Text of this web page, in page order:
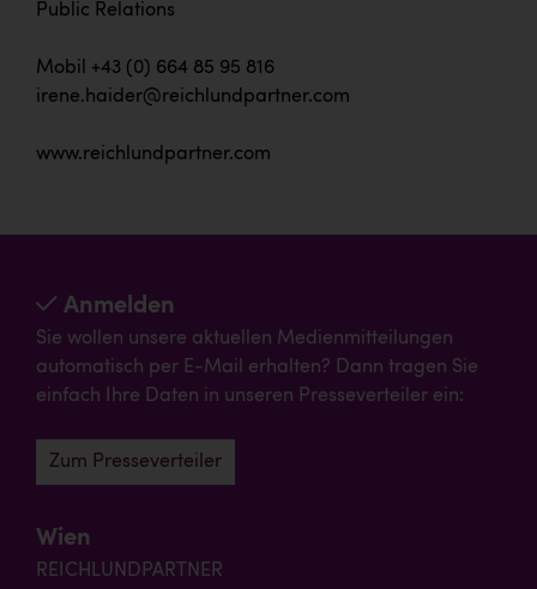
Public Relations
Mobil +43 (0) 664 85 95 816
irene.haider@reichlundpartner.com
www.reichlundpartner.com
Anmelden
Sie wollen unsere aktuellen Medienmitteilungen
automatisch per E-Mail erhalten? Dann tragen Sie
einfach Ihre Daten in unseren Presseverteiler ein:
Zum Presseverteiler
Wien
REICHLUNDPARTNER